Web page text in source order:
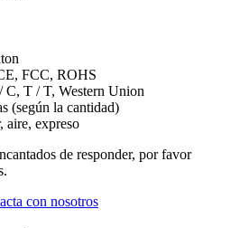
FCC, ROHS
C, T / T, Western Union
(según la cantidad)
aire, expreso
de responder, por favor
con nosotros